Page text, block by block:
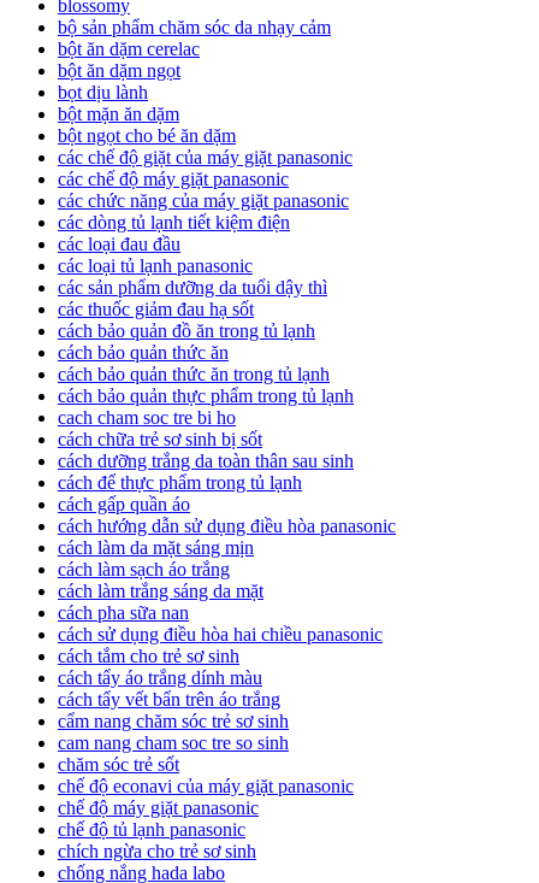
blossomy
bộ sản phẩm chăm sóc da nhạy cảm
bột ăn dặm cerelac
bột ăn dặm ngọt
bọt dịu lành
bột mặn ăn dặm
bột ngọt cho bé ăn dặm
các chế độ giặt của máy giặt panasonic
các chế độ máy giặt panasonic
các chức năng của máy giặt panasonic
các dòng tủ lạnh tiết kiệm điện
các loại đau đầu
các loại tủ lạnh panasonic
các sản phẩm dưỡng da tuổi dậy thì
các thuốc giảm đau hạ sốt
cách bảo quản đồ ăn trong tủ lạnh
cách bảo quản thức ăn
cách bảo quản thức ăn trong tủ lạnh
cách bảo quản thực phẩm trong tủ lạnh
cach cham soc tre bi ho
cách chữa trẻ sơ sinh bị sốt
cách dưỡng trắng da toàn thân sau sinh
cách để thực phẩm trong tủ lạnh
cách gấp quần áo
cách hướng dẫn sử dụng điều hòa panasonic
cách làm da mặt sáng mịn
cách làm sạch áo trắng
cách làm trắng sáng da mặt
cách pha sữa nan
cách sử dụng điều hòa hai chiều panasonic
cách tắm cho trẻ sơ sinh
cách tẩy áo trắng dính màu
cách tẩy vết bẩn trên áo trắng
cẩm nang chăm sóc trẻ sơ sinh
cam nang cham soc tre so sinh
chăm sóc trẻ sốt
chế độ econavi của máy giặt panasonic
chế độ máy giặt panasonic
chế độ tủ lạnh panasonic
chích ngừa cho trẻ sơ sinh
chống nắng hada labo